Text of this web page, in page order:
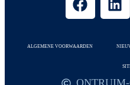
ALGEMENE VOORWAARDEN